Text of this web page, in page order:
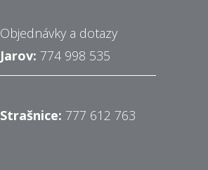
Objednávky a dotazy
Jarov: 774 998 535
Strašnice: 777 612 763